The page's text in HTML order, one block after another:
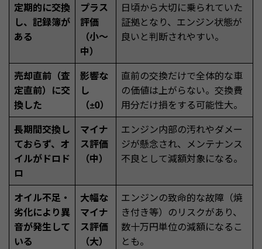
定期的に交換
し、記録簿が
ある
プラス
評価
（小〜
中）
日頃から大切に乗られていた
証拠となり、エンジン状態が
良いと判断されやすい。
売却直前（査
定直前）に交
換した
影響な
し
（±0）
直前の交換だけで全体的な車
の価値は上がらない。交換費
用分だけ損をする可能性大。
長期間交換し
ておらず、オ
イルがドロド
ロ
マイナ
ス評価
（中）
エンジン内部の汚れやダメー
ジが懸念され、メンテナンス
不良として減額対象になる。
オイル不足・
劣化により異
音が発生して
いる
大幅な
マイナ
ス評価
（大）
エンジンの致命的な故障（焼
き付き等）のリスクがあり、
数十万円単位の減額になるこ
とも。